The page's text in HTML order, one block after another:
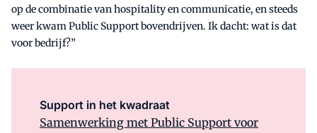
op de combinatie van hospitality en communicatie, en steeds
weer kwam Public Support bovendrijven. Ik dacht: wat is dat
voor bedrijf?”
Support in het kwadraat
Samenwerking met Public Support voor